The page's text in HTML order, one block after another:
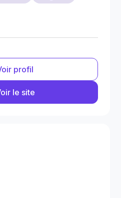
profil
le site